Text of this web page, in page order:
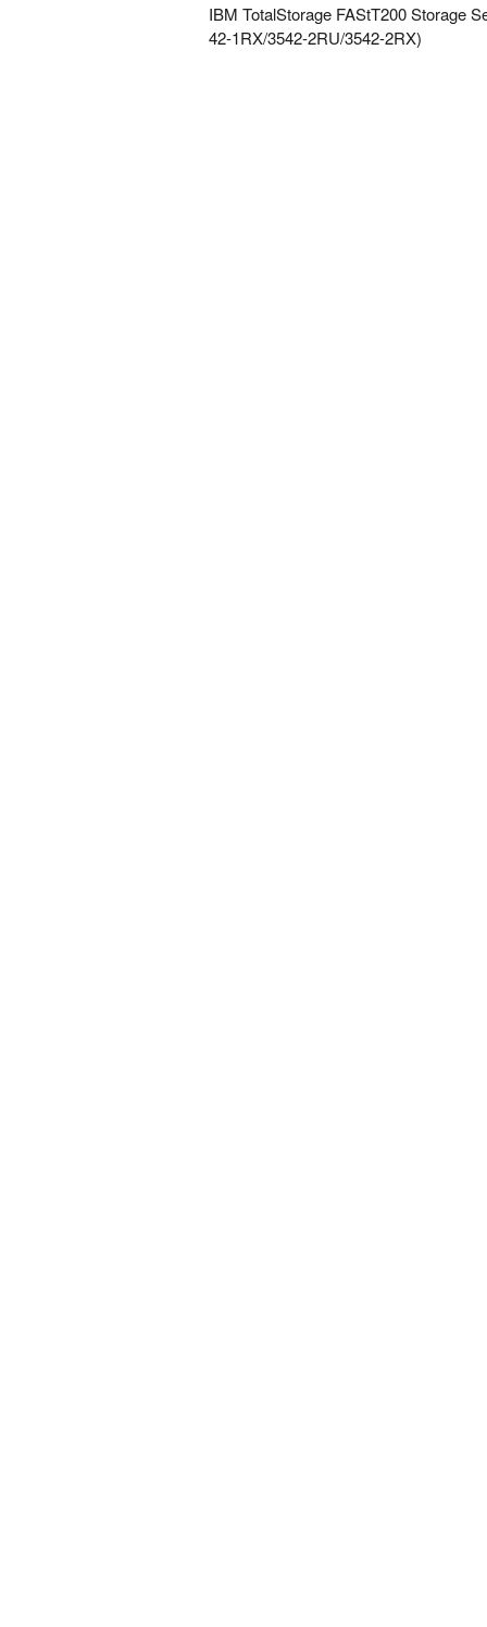
IBM TotalStorage FAStT200 Storage
42-1RX/3542-2RU/3542-2RX)